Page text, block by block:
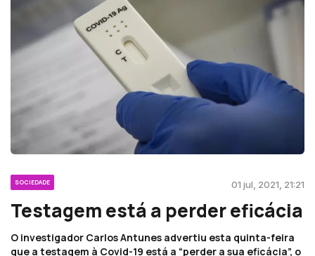
SOCIEDADE 01 jul, 2021, 21:21
Testagem está a perder eficácia
O investigador Carlos Antunes advertiu esta quinta-feira
que a testagem à Covid-19 está a “perder a sua eficácia”, o